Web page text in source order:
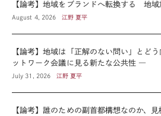
【論考】地域をブランドへ転換する 地域
August 4, 2026 江野 夏平
【論考】地域は「正解のない問い」とど
ットワーク会議に見る新たな公共性 ―
July 31, 2026 江野 夏平
【論考】誰のための副首都構想なのか、